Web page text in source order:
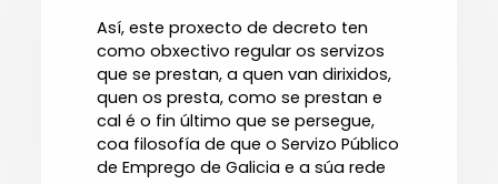
Así, este proxecto de decreto ten
como obxectivo regular os servizos
que se prestan, a quen van dirixidos,
quen os presta, como se prestan e
cal é o fin último que se persegue,
coa filosofía de que o Servizo Público
de Emprego de Galicia e a súa rede